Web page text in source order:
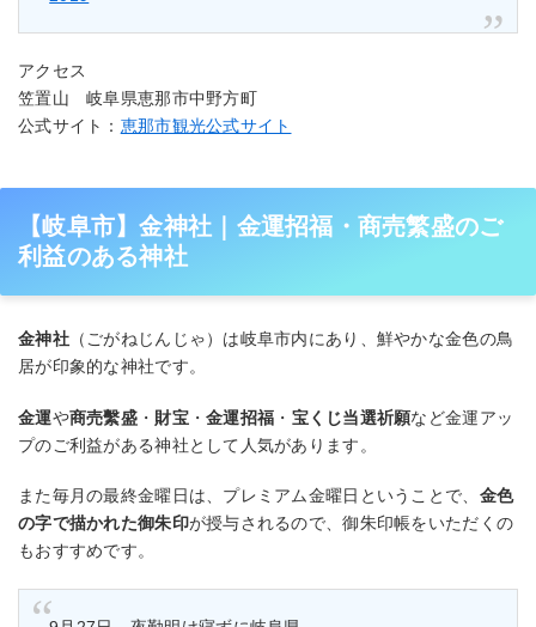
アクセス
笠置山 岐阜県恵那市中野方町
公式サイト： 恵那市観光公式サイト
【岐阜市】金神社｜金運招福・商売繁盛のご
利益のある神社
金神社（ごがねじんじゃ）は岐阜市内にあり、鮮やかな金色の鳥
居が印象的な神社です。
金運や商売繫盛・ 財宝・金運招福 ・ 宝くじ当選祈願など金運アッ
プのご利益がある神社として人気があります。
また毎月の最終金曜日は、プレミアム金曜日ということで、 金色
の字で描かれた御朱印が授与されるので、御朱印帳をいただくの
もおすすめです。